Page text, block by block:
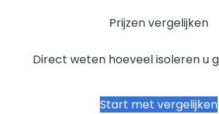
Prijzen vergelijken
Direct weten hoeveel isoleren u
Start met vergelijken